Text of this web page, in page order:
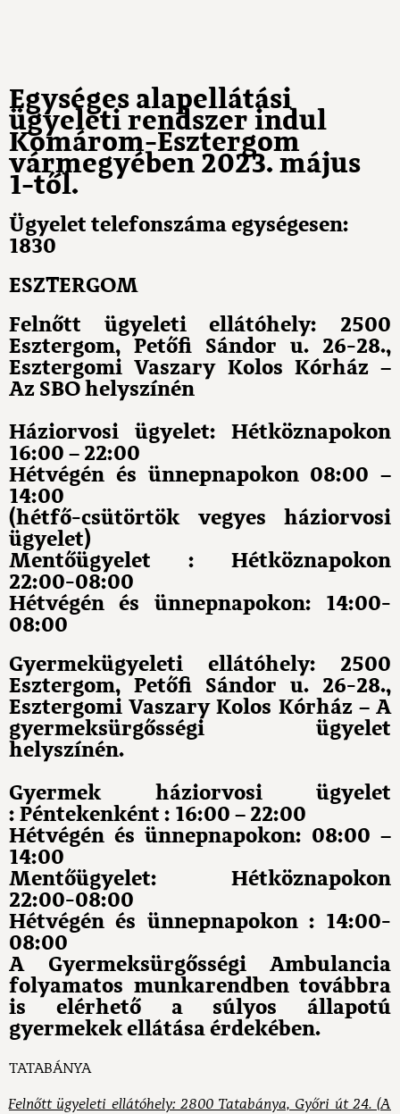
Egységes alapellátási
ügyeleti rendszer indul
Komárom-Esztergom
vármegyében 2023. május
1-től.
Ügyelet telefonszáma egységesen:
1830
ESZTERGOM
Felnőtt ügyeleti ellátóhely: 2500
Esztergom, Petőfi Sándor u. 26-28.,
Esztergomi Vaszary Kolos Kórház –
Az SBO helyszínén
Háziorvosi ügyelet: Hétköznapokon
16:00 – 22:00
Hétvégén és ünnepnapokon 08:00 –
14:00
(hétfő-csütörtök vegyes háziorvosi
ügyelet)
Mentőügyelet : Hétköznapokon
22:00-08:00
Hétvégén és ünnepnapokon: 14:00-
08:00
Gyermekügyeleti ellátóhely: 2500
Esztergom, Petőfi Sándor u. 26-28.,
Esztergomi Vaszary Kolos Kórház – A
gyermeksürgősségi ügyelet
helyszínén.
Gyermek háziorvosi ügyelet
: Péntekenként : 16:00 – 22:00
Hétvégén és ünnepnapokon: 08:00 –
14:00
Mentőügyelet: Hétköznapokon
22:00-08:00
Hétvégén és ünnepnapokon : 14:00-
08:00
A Gyermeksürgősségi Ambulancia
folyamatos munkarendben továbbra
is elérhető a súlyos állapotú
gyermekek ellátása érdekében.
TATABÁNYA
Felnőtt ügyeleti ellátóhely: 2800 Tatabánya, Győri út 24. (A